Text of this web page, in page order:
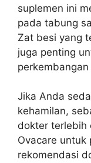
suplemen ini
pada tabung
Zat besi yang
juga penting
Jika Anda
kehamilan,
dokter terlebih
Ovacare untuk
rekomendasi